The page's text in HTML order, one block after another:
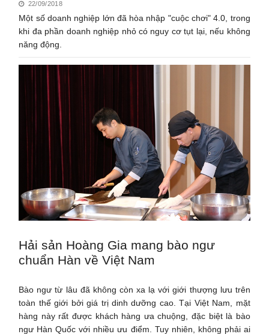
22/09/2018
Một số doanh nghiệp lớn đã hòa nhập "cuộc chơi" 4.0, trong
khi đa phần doanh nghiệp nhỏ có nguy cơ tụt lại, nếu không
năng động.
Hải sản Hoàng Gia mang bào ngư
chuẩn Hàn về Việt Nam
Bào ngư từ lâu đã không còn xa lạ với giới thượng lưu trên
toàn thế giới bởi giá trị dinh dưỡng cao. Tại Việt Nam, mặt
hàng này rất được khách hàng ưa chuộng, đặc biệt là bào
ngư Hàn Quốc với nhiều ưu điểm. Tuy nhiên, không phải ai